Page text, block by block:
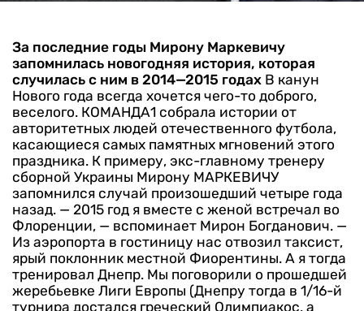
За последние годы Мирону Маркевичу
запомнилась новогодняя история, которая
случилась с ним в 2014—2015 годах В канун
Нового года всегда хочется чего-то доброго,
веселого. КОМАНДА1 собрала истории от
авторитетных людей отечественного футбола,
касающиеся самых памятных мгновений этого
праздника. К примеру, экс-главному тренеру
сборной Украины Мирону МАРКЕВИЧУ
запомнился случай произошедший четыре года
назад. — 2015 год я вместе с женой встречал во
Флоренции, — вспоминает Мирон Богданович. —
Из аэропорта в гостиницу нас отвозил таксист,
ярый поклонник местной Фиорентины. А я тогда
тренировал Днепр. Мы поговорили о прошедшей
жеребьевке Лиги Европы (Днепру тогда в 1/16-й
турнира достался греческий Олимпиакос, а